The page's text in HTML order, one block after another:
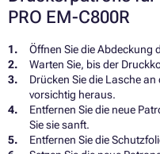
PRO EM-C800R
Öffnen Sie die Abdeckung
Warten Sie, bis der
Drücken Sie die Lasche
vorsichtig heraus.
Entfernen Sie die neue
Sie sie sanft.
Entfernen Sie die